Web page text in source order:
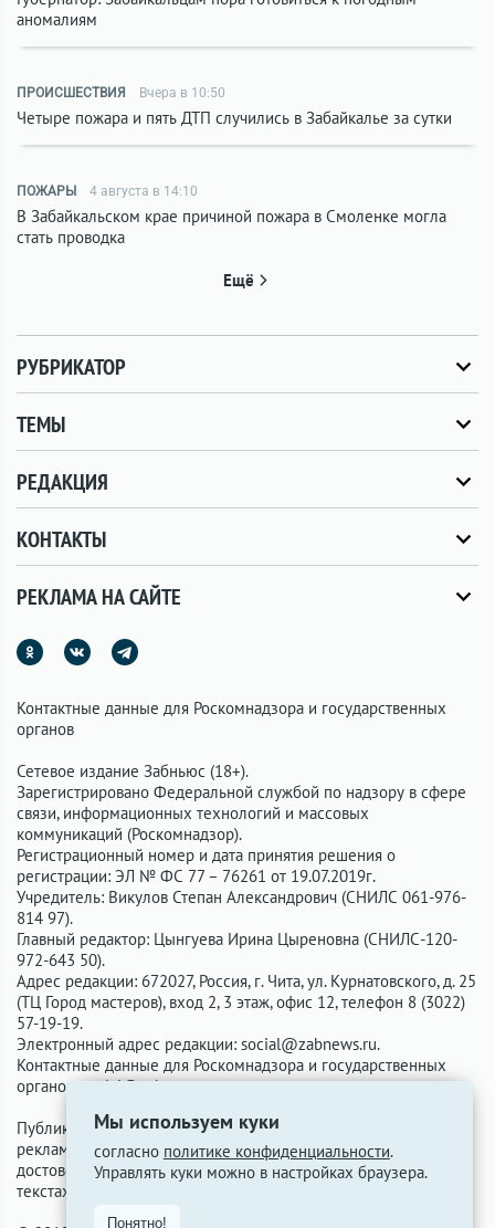
Мы используем куки
согласно политике конфиденциальности.
Управлять куки можно в настройках браузера.
Понятно!
аномалиям
ПРОИСШЕСТВИЯ Вчера в 10:50
Четыре пожара и пять ДТП случились в Забайкалье за сутки
ПОЖАРЫ 4 августа в 14:10
В Забайкальском крае причиной пожара в Смоленке могла
стать проводка
Ещё
РУБРИКАТОР
ТЕМЫ
РЕДАКЦИЯ
КОНТАКТЫ
РЕКЛАМА НА САЙТЕ
Контактные данные для Роскомнадзора и государственных
органов
Сетевое издание Забньюс (18+).
Зарегистрировано Федеральной службой по надзору в сфере
связи, информационных технологий и массовых
коммуникаций (Роскомнадзор).
Регистрационный номер и дата принятия решения о
регистрации: ЭЛ № ФС 77 – 76261 от 19.07.2019г.
Учредитель: Викулов Степан Александрович (СНИЛС 061-976-
814 97).
Главный редактор: Цынгуева Ирина Цыреновна (СНИЛС-120-
972-643 50).
Адрес редакции: 672027, Россия, г. Чита, ул. Курнатовского, д. 25
(ТЦ Город мастеров), вход 2, 3 этаж, офис 12, телефон 8 (3022)
57-19-19.
Электронный адрес редакции: social@zabnews.ru.
Контактные данные для Роскомнадзора и государственных
органов:
social@zabnews.ru.
Публикации с пометками «Реклама», «Выборы» оплачены
рекламодателем. Редакция сайта не несёт ответственности за
достоверность информации, содержащейся в рекламных
текстах.